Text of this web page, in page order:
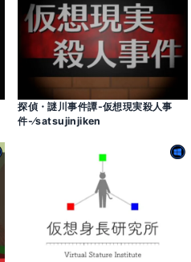
探偵・謎川事件譚-仮想現実殺人事
件-⁄satsujinjiken